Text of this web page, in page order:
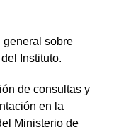
sobre
Instituto.
de consultas y
en la
Ministerio de